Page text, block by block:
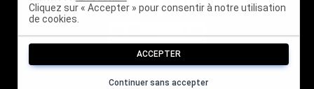
2010-2026PrintPasCher - Tous droits réservés
Cliquez sur « Accepter » pour consentir à notre utilisation
de cookies.
ACCEPTER
Continuer sans accepter